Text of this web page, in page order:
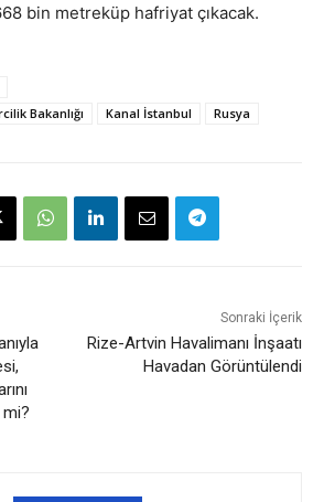
bin metreküp hafriyat çıkacak.
Bakanlığı Kanal İstanbul Rusya
Sonraki İçerik
Rize-Artvin Havalimanı İnşaatı
Havadan Görüntülendi